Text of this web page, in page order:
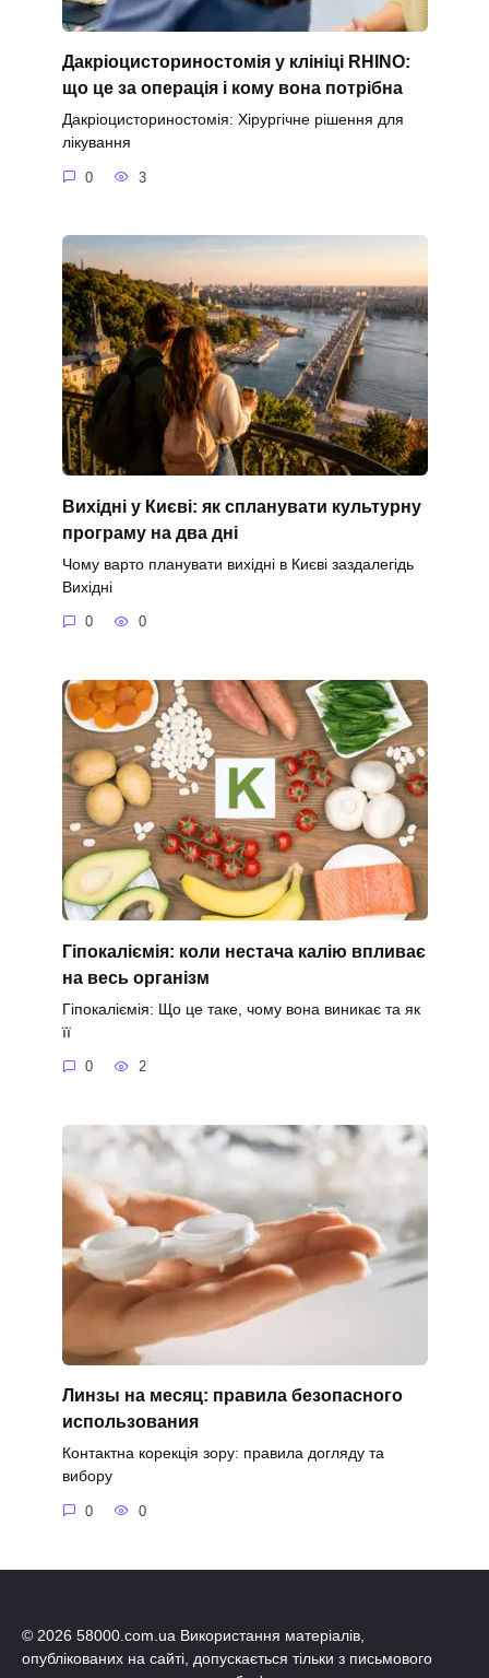
Дакріоцисториностомія у клініці RHINO:
що це за операція і кому вона потрібна
Дакріоцисториностомія: Хірургічне рішення для
лікування
0 3
Вихідні у Києві: як спланувати культурну
програму на два дні
Чому варто планувати вихідні в Києві заздалегідь
Вихідні
0 0
Гіпокаліємія: коли нестача калію впливає
на весь організм
Гіпокаліємія: Що це таке, чому вона виникає та як
її
0 2
Линзы на месяц: правила безопасного
использования
Контактна корекція зору: правила догляду та
вибору
0 0
© 2026 58000.com.ua Використання матеріалів,
опублікованих на сайті, допускається тільки з письмового